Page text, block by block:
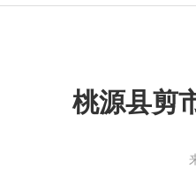
桃源县剪